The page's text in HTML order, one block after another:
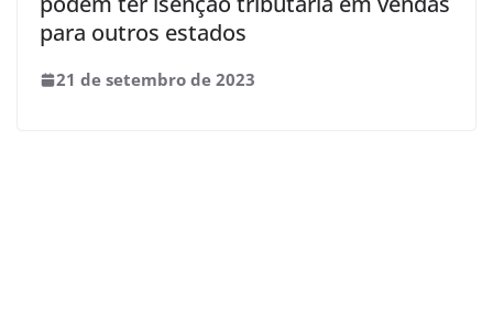
para outros estados
21 de setembro de 2023